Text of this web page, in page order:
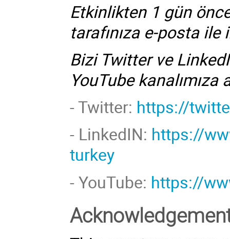
Etkinlikten 1 gün
tarafınıza e-posta
Bizi Twitter ve
YouTube kanalımıza
- Twitter: https://
- LinkedIN: https://
turkey
- YouTube: https://